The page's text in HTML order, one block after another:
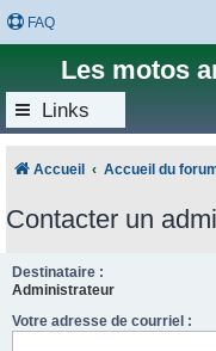
FAQ
Les motos
Links
Accueil Accueil du
Contacter un
Destinataire :
Administrateur
Votre adresse de courriel :